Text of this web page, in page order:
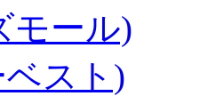
モール)
ベスト)